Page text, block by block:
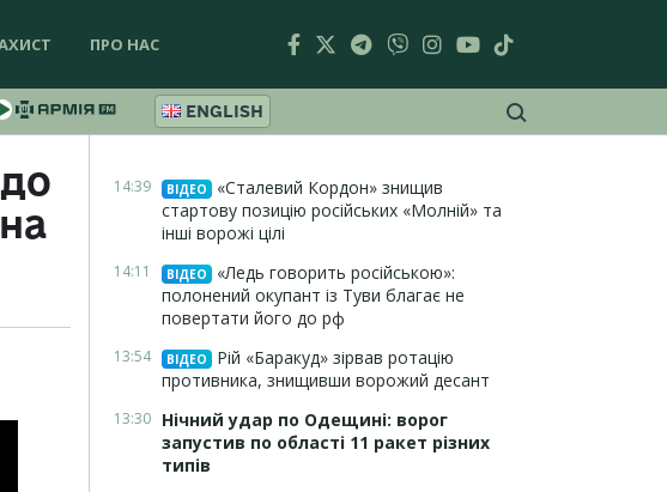
ПРО НАС
ENGLISH
14:39 ВІДЕО
«Сталевий Кордон» знищив
стартову позицію російських «Молній» та
інші ворожі цілі
14:11 ВІДЕО
«Ледь говорить російською»:
полонений окупант із Туви благає не
повертати його до рф
13:54 ВІДЕО
Рій «Баракуд» зірвав ротацію
противника, знищивши ворожий десант
13:30 Нічний удар по Одещині: ворог
запустив по області 11 ракет різних
типів